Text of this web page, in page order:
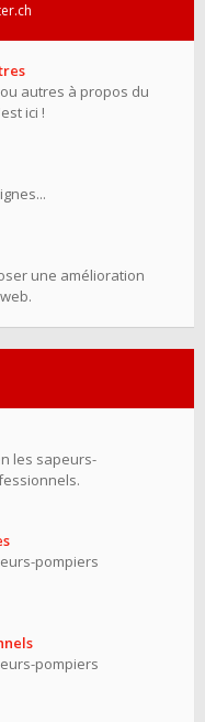
autres à propos du
ici !
une amélioration
les sapeurs-
pompiers
pompiers